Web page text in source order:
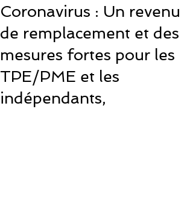
Coronavirus : Un revenu
de remplacement et des
mesures fortes pour les
TPE/PME et les
indépendants,